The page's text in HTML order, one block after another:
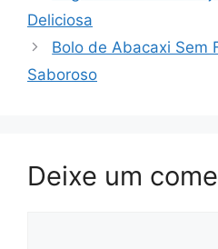
Deliciosa
Bolo de Abacaxi Sem
Saboroso
Deixe um